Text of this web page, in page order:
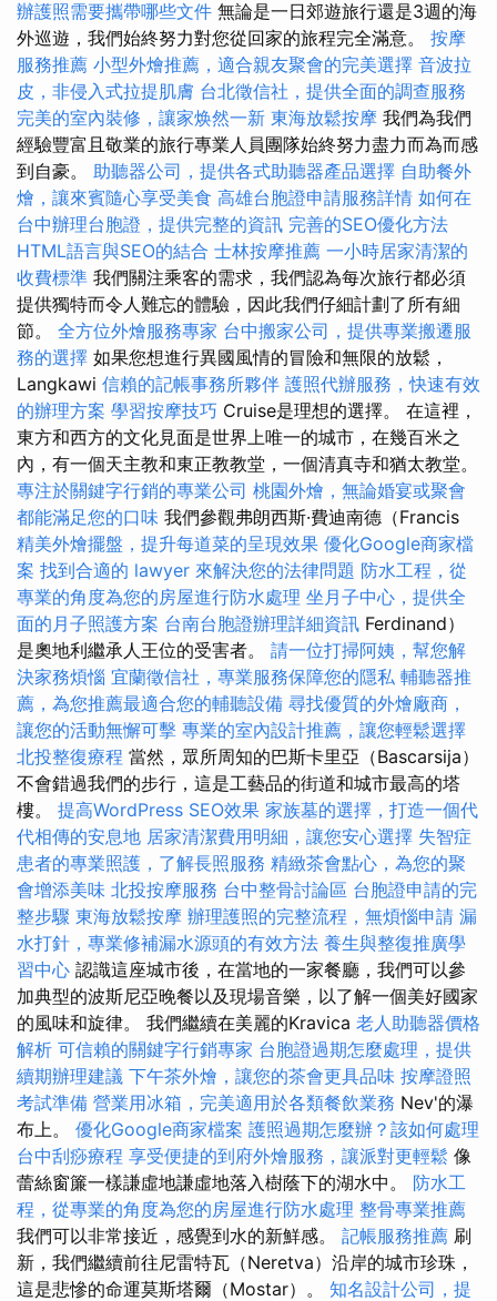
辦護照需要攜帶哪些文件 無論是一日郊遊旅行還是3週的海
外巡遊，我們始終努力對您從回家的旅程完全滿意。 按摩
服務推薦 小型外燴推薦，適合親友聚會的完美選擇 音波拉
皮，非侵入式拉提肌膚 台北徵信社，提供全面的調查服務
完美的室內裝修，讓家焕然一新 東海放鬆按摩 我們為我們
經驗豐富且敬業的旅行專業人員團隊始終努力盡力而為而感
到自豪。 助聽器公司，提供各式助聽器產品選擇 自助餐外
燴，讓來賓隨心享受美食 高雄台胞證申請服務詳情 如何在
台中辦理台胞證，提供完整的資訊 完善的SEO優化方法
HTML語言與SEO的結合 士林按摩推薦 一小時居家清潔的
收費標準 我們關注乘客的需求，我們認為每次旅行都必須
提供獨特而令人難忘的體驗，因此我們仔細計劃了所有細
節。 全方位外燴服務專家 台中搬家公司，提供專業搬遷服
務的選擇 如果您想進行異國風情的冒險和無限的放鬆，
Langkawi 信賴的記帳事務所夥伴 護照代辦服務，快速有效
的辦理方案 學習按摩技巧 Cruise是理想的選擇。 在這裡，
東方和西方的文化見面是世界上唯一的城市，在幾百米之
內，有一個天主教和東正教教堂，一個清真寺和猶太教堂。
專注於關鍵字行銷的專業公司 桃園外燴，無論婚宴或聚會
都能滿足您的口味 我們參觀弗朗西斯·費迪南德（Francis
精美外燴擺盤，提升每道菜的呈現效果 優化Google商家檔
案 找到合適的 lawyer 來解決您的法律問題 防水工程，從
專業的角度為您的房屋進行防水處理 坐月子中心，提供全
面的月子照護方案 台南台胞證辦理詳細資訊 Ferdinand）
是奧地利繼承人王位的受害者。 請一位打掃阿姨，幫您解
決家務煩惱 宜蘭徵信社，專業服務保障您的隱私 輔聽器推
薦，為您推薦最適合您的輔聽設備 尋找優質的外燴廠商，
讓您的活動無懈可擊 專業的室內設計推薦，讓您輕鬆選擇
北投整復療程 當然，眾所周知的巴斯卡里亞（Bascarsija）
不會錯過我們的步行，這是工藝品的街道和城市最高的塔
樓。 提高WordPress SEO效果 家族墓的選擇，打造一個代
代相傳的安息地 居家清潔費用明細，讓您安心選擇 失智症
患者的專業照護，了解長照服務 精緻茶會點心，為您的聚
會增添美味 北投按摩服務 台中整骨討論區 台胞證申請的完
整步驟 東海放鬆按摩 辦理護照的完整流程，無煩惱申請 漏
水打針，專業修補漏水源頭的有效方法 養生與整復推廣學
習中心 認識這座城市後，在當地的一家餐廳，我們可以參
加典型的波斯尼亞晚餐以及現場音樂，以了解一個美好國家
的風味和旋律。 我們繼續在美麗的Kravica 老人助聽器價格
解析 可信賴的關鍵字行銷專家 台胞證過期怎麼處理，提供
續期辦理建議 下午茶外燴，讓您的茶會更具品味 按摩證照
考試準備 營業用冰箱，完美適用於各類餐飲業務 Nev'的瀑
布上。 優化Google商家檔案 護照過期怎麼辦？該如何處理
台中刮痧療程 享受便捷的到府外燴服務，讓派對更輕鬆 像
蕾絲窗簾一​​樣謙虛地謙虛地落入樹蔭下的湖水中。 防水工
程，從專業的角度為您的房屋進行防水處理 整骨專業推薦
我們可以非常接近，感覺到水的新鮮感。 記帳服務推薦 刷
新，我們繼續前往尼雷特瓦（Neretva）沿岸的城市珍珠，
這是悲慘的命運莫斯塔爾（Mostar）。 知名設計公司，提